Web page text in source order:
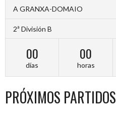
A GRANXA-DOMAIO
2ª División B
00
días
00
horas
PRÓXIMOS PARTIDOS